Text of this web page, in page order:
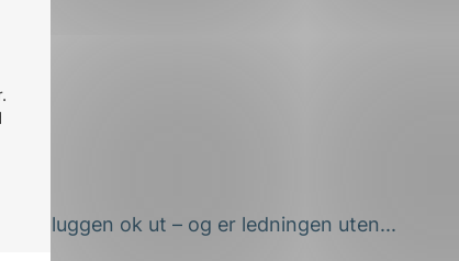
pluggen ok ut – og er ledningen uten...